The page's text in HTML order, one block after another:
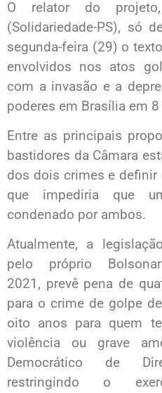
O relator do
(Solidariedade-PS), só
segunda-feira (29) o
envolvidos nos atos
com a invasão e a
poderes em Brasília em
Entre as principais
bastidores da Câmara
dos dois crimes e definir
que impediria que
condenado por ambos.
Atualmente, a
pelo próprio
2021, prevê pena de
para o crime de golpe
oito anos para quem
violência ou grave
Democrático de
restringindo o